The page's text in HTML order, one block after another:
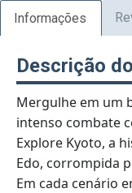
Informações
Descrição
Mergulhe em um
intenso combate
Explore Kyoto, a
Edo, corrompida
Em cada cenário